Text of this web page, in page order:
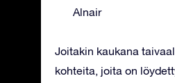
Alnair
Joitakin kaukana
kohteita, joita on